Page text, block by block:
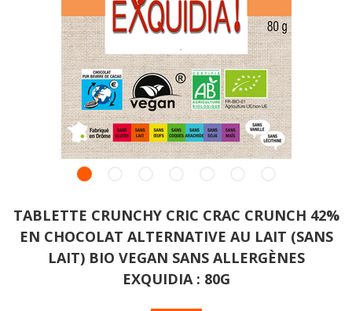
TABLETTE CRUNCHY CRIC CRAC CRUNCH 42%
EN CHOCOLAT ALTERNATIVE AU LAIT (SANS
LAIT) BIO VEGAN SANS ALLERGÈNES
EXQUIDIA : 80G